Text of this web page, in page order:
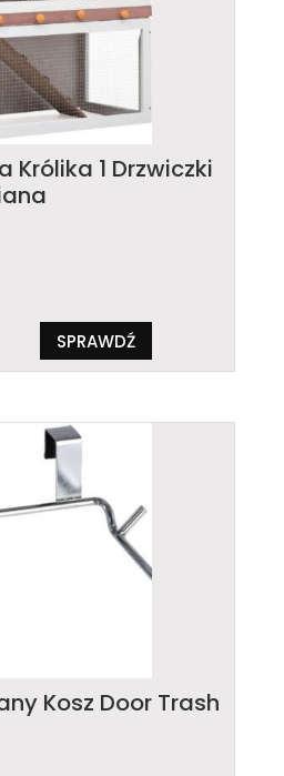
Królika 1 Drzwiczki
SPRAWDŹ
Kosz Door Trash